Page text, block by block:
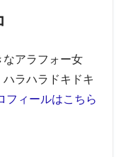
なアラフォー女
ラハラドキドキ
フィールはこちら